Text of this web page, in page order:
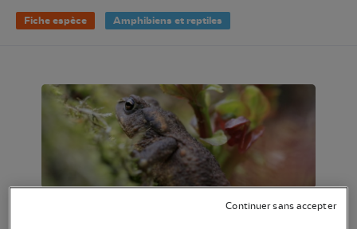
Fiche espèce Amphibiens et reptiles
Crapaud épineux (Bufo spinosus) © Amaury
Continuer sans accepter